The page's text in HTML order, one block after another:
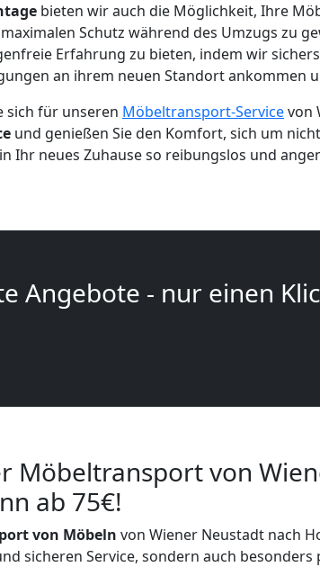
bieten wir auch die Möglichkeit, Ihre
Schutz während des Umzugs zu
Erfahrung zu bieten, indem wir
an ihrem neuen Standort ankommen
sich für unseren Möbeltransport-Servicevon
und genießen Sie den Komfort, sich um
Ihr neues Zuhause so reibungslos und
Angebote - nur einen
Möbeltransport von
ab 75€!
von Möbeln von Wiener Neustadt nach
sicheren Service, sondern auch